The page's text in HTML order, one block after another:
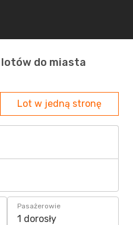
do miasta
Lot w jedną stronę
Pasażerowie
1 dorosły